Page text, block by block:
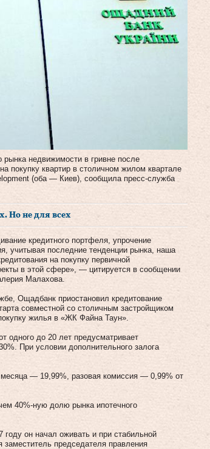
рынка недвижимости в гривне после
покупку квартир в столичном жилом квартале
(оба — Киев), сообщила пресс-служба
Но не для всех
кредитного портфеля, упрочение
учитывая последние тенденции рынка, наша
на покупку первичной
в этой сфере», — цитируется в сообщении
Малахова.
Ощадбанк приостановил кредитование
совместной со столичным застройщиком
жилья в «ЖК Файна Таун».
одного до 20 лет предусматривает
При условии дополнительного залога
— 19,99%, разовая комиссия — 0,99% от
40%-ную долю рынка ипотечного
он начал оживать и при стабильной
заместитель председателя правления